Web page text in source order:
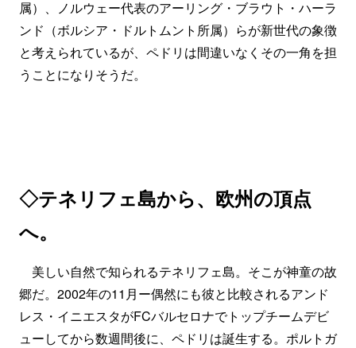
属）、ノルウェー代表のアーリング・ブラウト・ハーラ
ンド（ボルシア・ドルトムント所属）らが新世代の象徴
と考えられているが、ペドリは間違いなくその一角を担
うことになりそうだ。
◇テネリフェ島から、欧州の頂点
へ。
美しい自然で知られるテネリフェ島。そこが神童の故
郷だ。2002年の11月ー偶然にも彼と比較されるアンド
レス・イニエスタがFCバルセロナでトップチームデビ
ューしてから数週間後に、ペドリは誕生する。ポルトガ